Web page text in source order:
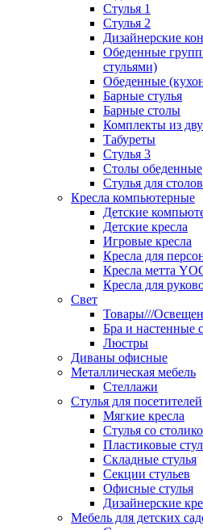
Стулья 1
Стулья 2
Дизайнерские
Обеденные
стульями)
Обеденные
Барные стулья
Барные столы
Комплекты из
Табуреты
Стулья 3
Столы обеденные
Стулья для
Кресла компьютерные
Детские
Детские кресла
Игровые кресла
Кресла для
Кресла метта
Кресла для
Свет
Товары///
Бра и настенные
Люстры
Диваны офисные
Металлическая мебель
Стеллажи
Стулья для посетителей
Мягкие кресла
Стулья со
Пластиковые
Складные стулья
Секции стульев
Офисные стулья
Дизайнерские
Мебель для детских